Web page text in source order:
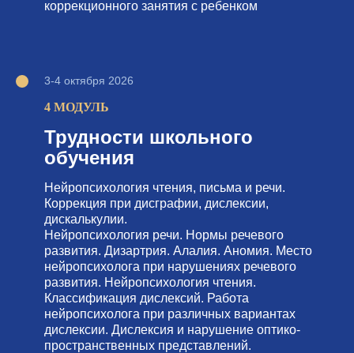
коррекционного занятия с ребенком
3-4 октября 2026
4 МОДУЛЬ
Трудности школьного
обучения
Нейропсихология чтения, письма и речи.
Коррекция при дисграфии, дислексии,
дискалькулии.
Нейропсихология речи. Нормы речевого
развития. Дизартрия. Алалия. Аномия. Место
нейропсихолога при нарушениях речевого
развития. Нейропсихология чтения.
Классификация дислексий. Работа
нейропсихолога при различных вариантах
дислексии. Дислексия и нарушение оптико-
пространственных представлений.